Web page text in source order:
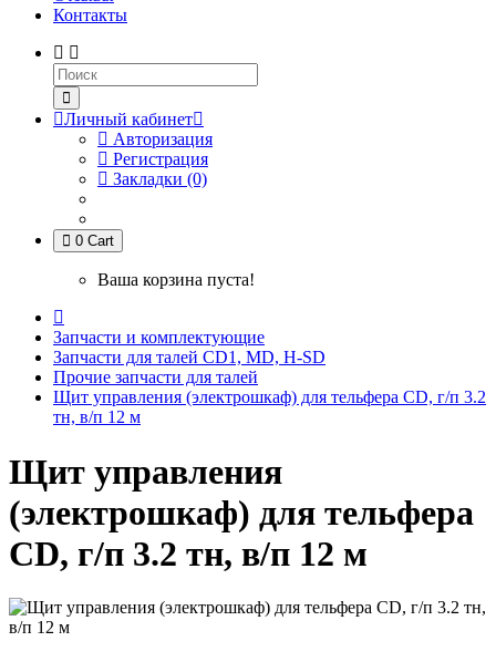
Контакты
Личный кабинет
Авторизация
Регистрация
Закладки (0)
0 Cart
Ваша корзина пуста!
Запчасти и комплектующие
Запчасти для талей CD1, MD, H-SD
Прочие запчасти для талей
Щит управления (электрошкаф) для тельфера CD, г/п 3.2
тн, в/п 12 м
Щит управления
(электрошкаф) для тельфера
CD, г/п 3.2 тн, в/п 12 м